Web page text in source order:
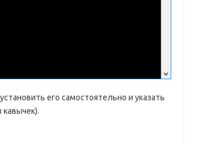
его самостоятельно и указать
кавычек).